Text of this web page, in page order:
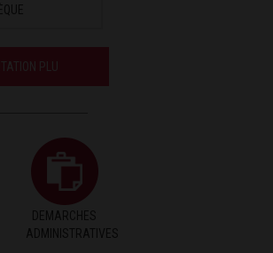
PLU
DEMARCHES
ADMINISTRATIVES